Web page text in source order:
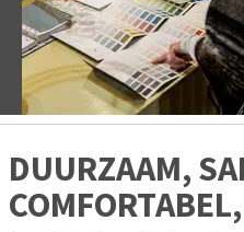
Vorige
DUURZAAM,